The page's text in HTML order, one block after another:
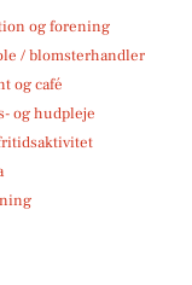
og forening
/ blomsterhandler
og café
og hudpleje